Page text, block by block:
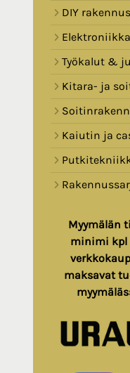
DIY
Elektroniikka
Työkalut &
Kitara- ja
Kaiutin ja
Myymälän
minimi kpl
maksavat